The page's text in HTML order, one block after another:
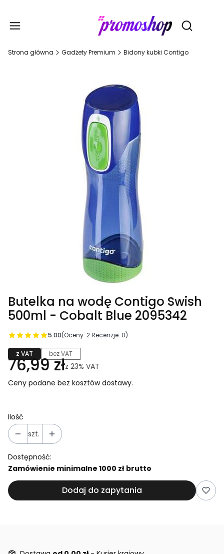
Otwórz
Strona główna Gadżety Premium Bidony kubki Contigo
Butelka na wodę Contigo Swish
500ml - Cobalt Blue 2095342
5.00(Oceny: 2 Recenzje: 0)
z VAT bez VAT
76,99 złz 23% VAT
Ceny podane bez kosztów dostawy.
Ilość
szt.
Dostępność:
Zamówienie minimalne 1000 zł brutto
Dodaj do zapytania